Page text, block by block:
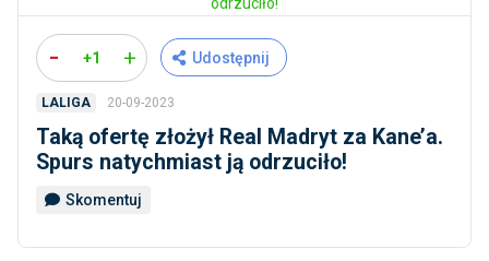
- +1 + Udostępnij
LALIGA 20-09-2023
Taką ofertę złożył Real Madryt za Kane’a.
Spurs natychmiast ją odrzuciło!
Skomentuj